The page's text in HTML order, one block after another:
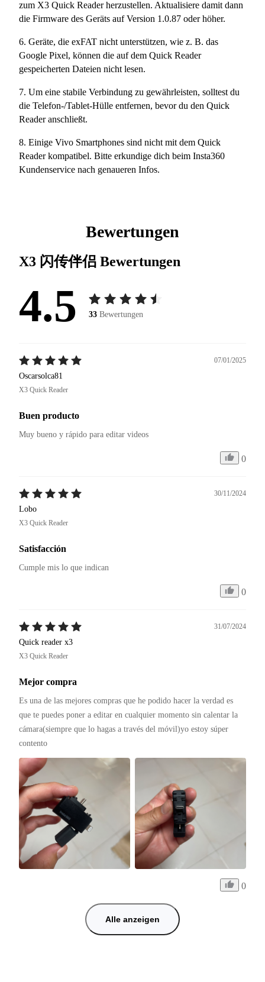
zum X3 Quick Reader herzustellen. Aktualisiere damit dann
die Firmware des Geräts auf Version 1.0.87 oder höher.
6. Geräte, die exFAT nicht unterstützen, wie z. B. das
Google Pixel, können die auf dem Quick Reader
gespeicherten Dateien nicht lesen.
7. Um eine stabile Verbindung zu gewährleisten, solltest du
die Telefon-/Tablet-Hülle entfernen, bevor du den Quick
Reader anschließt.
8. Einige Vivo Smartphones sind nicht mit dem Quick
Reader kompatibel. Bitte erkundige dich beim Insta360
Kundenservice nach genaueren Infos.
Bewertungen
X3 闪传伴侣 Bewertungen
4.5 33 Bewertungen
07/01/2025
Oscarsolca81
X3 Quick Reader
Buen producto
Muy bueno y rápido para editar videos
0
30/11/2024
Lobo
X3 Quick Reader
Satisfacción
Cumple mis lo que indican
0
31/07/2024
Quick reader x3
X3 Quick Reader
Mejor compra
Es una de las mejores compras que he podido hacer la verdad es
que te puedes poner a editar en cualquier momento sin calentar la
cámara(siempre que lo hagas a través del móvil)yo estoy súper
contento
0
Alle anzeigen